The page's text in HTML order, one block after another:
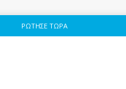
ΡΏΤΗΣΕ ΤΏΡΑ